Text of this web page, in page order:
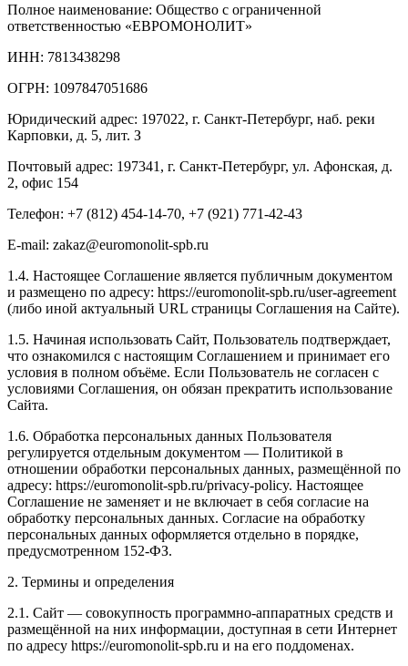
Полное наименование: Общество с ограниченной
ответственностью «ЕВРОМОНОЛИТ»
ИНН: 7813438298
ОГРН: 1097847051686
Юридический адрес: 197022, г. Санкт-Петербург, наб. реки
Карповки, д. 5, лит. З
Почтовый адрес: 197341, г. Санкт-Петербург, ул. Афонская, д.
2, офис 154
Телефон: +7 (812) 454-14-70, +7 (921) 771-42-43
E-mail: zakaz@euromonolit-spb.ru
1.4. Настоящее Соглашение является публичным документом
и размещено по адресу: https://euromonolit-spb.ru/user-agreement
(либо иной актуальный URL страницы Соглашения на Сайте).
1.5. Начиная использовать Сайт, Пользователь подтверждает,
что ознакомился с настоящим Соглашением и принимает его
условия в полном объёме. Если Пользователь не согласен с
условиями Соглашения, он обязан прекратить использование
Сайта.
1.6. Обработка персональных данных Пользователя
регулируется отдельным документом — Политикой в
отношении обработки персональных данных, размещённой по
адресу: https://euromonolit-spb.ru/privacy-policy. Настоящее
Соглашение не заменяет и не включает в себя согласие на
обработку персональных данных. Согласие на обработку
персональных данных оформляется отдельно в порядке,
предусмотренном 152-ФЗ.
2. Термины и определения
2.1. Сайт — совокупность программно-аппаратных средств и
размещённой на них информации, доступная в сети Интернет
по адресу https://euromonolit-spb.ru и на его поддоменах.